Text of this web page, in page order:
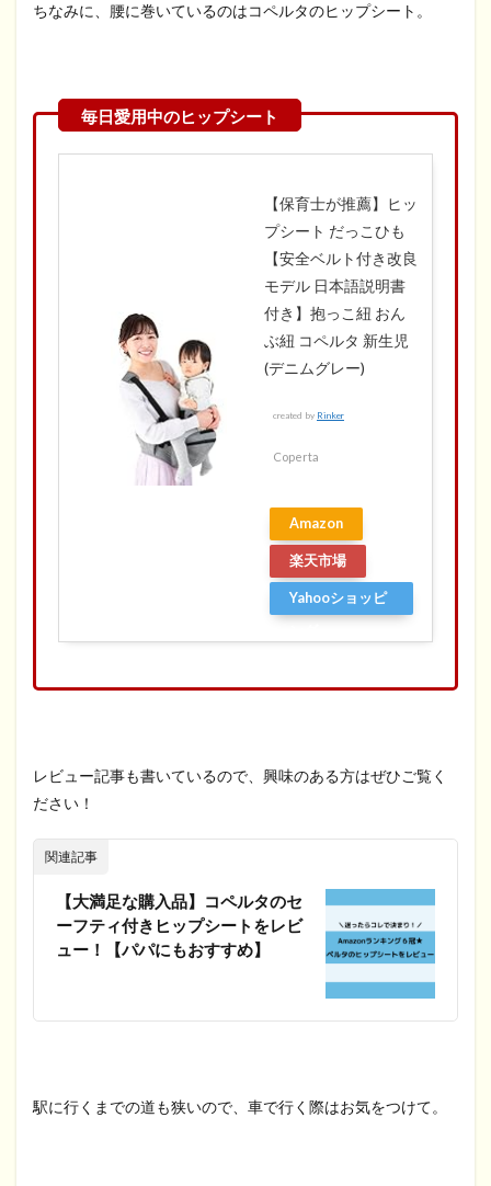
ちなみに、腰に巻いているのはコペルタのヒップシート。
【保育士が推薦】ヒッ
プシート だっこひも
【安全ベルト付き改良
モデル 日本語説明書
付き】抱っこ紐 おん
ぶ紐 コペルタ 新生児
(デニムグレー)
created by Rinker
Coperta
Amazon
楽天市場
Yahooショッピ
レビュー記事も書いているので、興味のある方はぜひご覧く
ださい！
関連記事
【大満足な購入品】コペルタのセ
ーフティ付きヒップシートをレビ
ュー！【パパにもおすすめ】
駅に行くまでの道も狭いので、車で行く際はお気をつけて。